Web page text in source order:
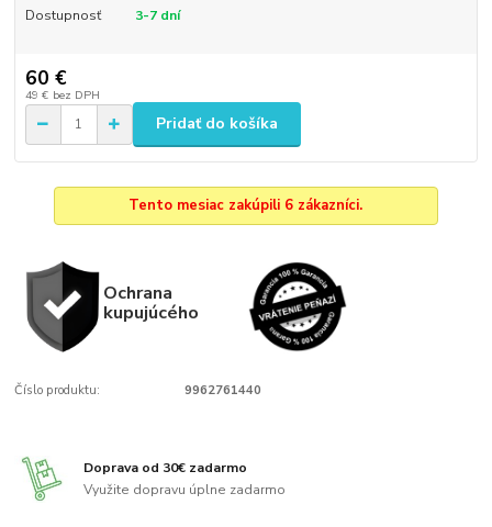
Dostupnosť 3-7 dní
60 €
49 € bez DPH
Pridať do košíka
Tento mesiac zakúpili 6 zákazníci.
Ochrana
kupujúcého
Číslo produktu: 9962761440
Doprava od 30€ zadarmo
Využite dopravu úplne zadarmo